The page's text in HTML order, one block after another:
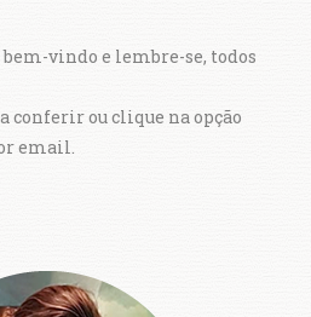
vindo e lembre-se, todos
conferir ou clique na opção
email.